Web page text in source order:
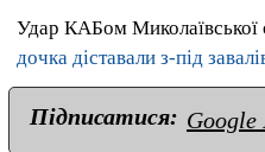
Удар КАБом Миколаївської
дочка діставали з-під
Підписатися: Google